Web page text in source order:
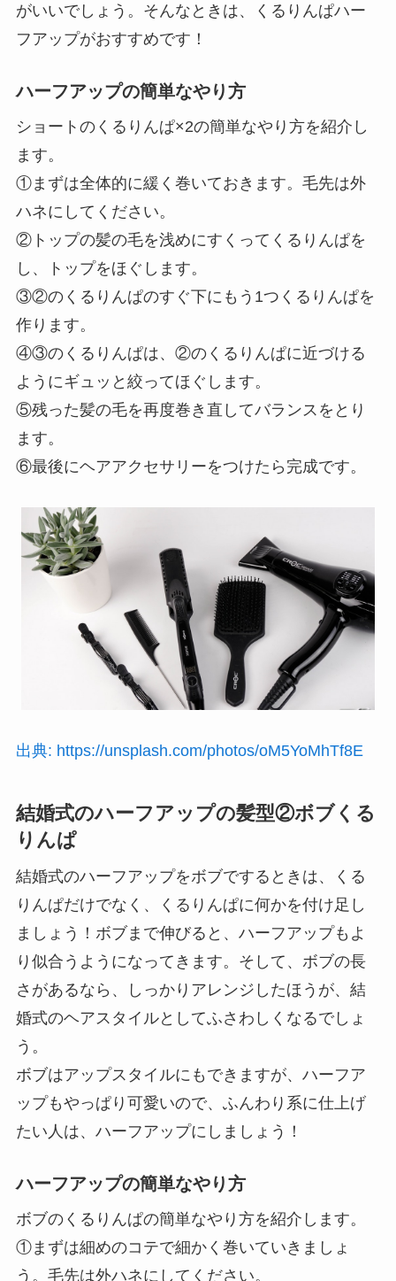
がいいでしょう。そんなときは、くるりんぱハー
フアップがおすすめです！
ハーフアップの簡単なやり方
ショートのくるりんぱ×2の簡単なやり方を紹介し
ます。
①まずは全体的に緩く巻いておきます。毛先は外
ハネにしてください。
②トップの髪の毛を浅めにすくってくるりんぱを
し、トップをほぐします。
③②のくるりんぱのすぐ下にもう1つくるりんぱを
作ります。
④③のくるりんぱは、②のくるりんぱに近づける
ようにギュッと絞ってほぐします。
⑤残った髪の毛を再度巻き直してバランスをとり
ます。
⑥最後にヘアアクセサリーをつけたら完成です。
出典: https://unsplash.com/photos/oM5YoMhTf8E
結婚式のハーフアップの髪型②ボブくる
りんぱ
結婚式のハーフアップをボブでするときは、くる
りんぱだけでなく、くるりんぱに何かを付け足し
ましょう！ボブまで伸びると、ハーフアップもよ
り似合うようになってきます。そして、ボブの長
さがあるなら、しっかりアレンジしたほうが、結
婚式のヘアスタイルとしてふさわしくなるでしょ
う。
ボブはアップスタイルにもできますが、ハーフア
ップもやっぱり可愛いので、ふんわり系に仕上げ
たい人は、ハーフアップにしましょう！
ハーフアップの簡単なやり方
ボブのくるりんぱの簡単なやり方を紹介します。
①まずは細めのコテで細かく巻いていきましょ
う。毛先は外ハネにしてください。